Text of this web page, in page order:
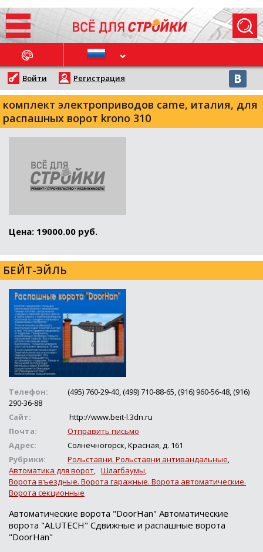
НОВОСТИ
Войти Регистрация
комплект электроприводов came, италия, для
распашных ворот krono 310
Цена: 19000.00 руб.
БЕЙТ-ЭЙЛЬ
Телефон:
(495) 760-29-40, (499) 710-88-65, (916) 960-56-48, (916)
290-36-88
Сайт:
http://www.beit-l.3dn.ru
Почта:
Отправить письмо
Адрес:
Солнечногорск, Красная, д. 161
Рубрики:
Рольставни. Рольставни антивандальные,
Автоматика для ворот, Шлагбаумы,
Ворота въездные. Ворота гаражные. Ворота автоматические.
Ворота секционные
Автоматические ворота "DoorHan" Автоматические
ворота "ALUTECH" Сдвижные и распашные ворота
"DoorHan"